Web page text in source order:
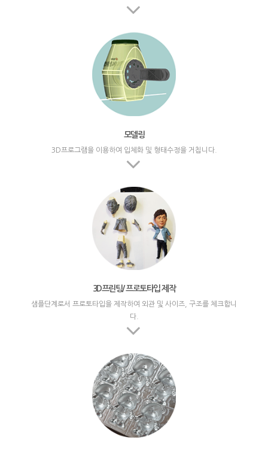
모델링
3D프로그램을 이용하여 입체화 및 형태수정을 거칩니다.
3D프린팅/ 프로토타입 제작
샘플단계로서 프로토타입을 제작하여 외관 및 사이즈, 구조를 체크합니
다.